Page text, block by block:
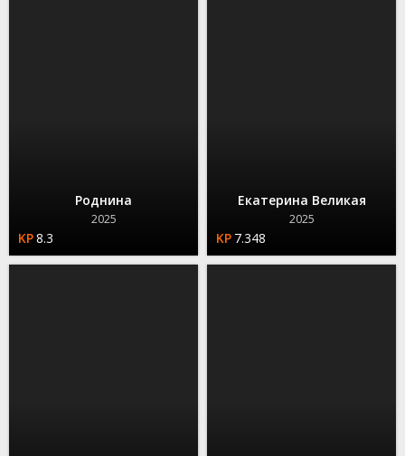
Роднина
2025
8.3
Екатерина Великая
2025
7.348